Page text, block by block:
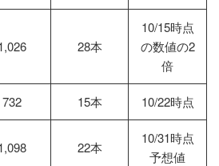
28本
10/15時点
の数値の2
倍
732 15本 10/22時点
22本
10/31時点
予想値